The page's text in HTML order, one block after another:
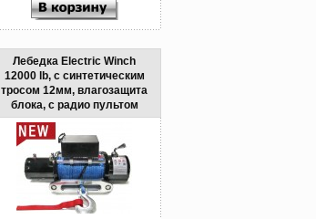
Лебедка Electric Winch
12000 lb, с синтетическим
тросом 12мм, влагозащита
блока, с радио пультом